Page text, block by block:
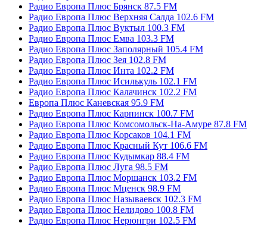
Радио Европа Плюс Брянск 87.5 FM
Радио Европа Плюс Верхняя Салда 102.6 FM
Радио Европа Плюс Вуктыл 100.3 FM
Радио Европа Плюс Емва 103.3 FM
Радио Европа Плюс Заполярный 105.4 FM
Радио Европа Плюс Зея 102.8 FM
Радио Европа Плюс Инта 102.2 FM
Радио Европа Плюс Исилькуль 102.1 FM
Радио Европа Плюс Калачинск 102.2 FM
Европа Плюс Каневская 95.9 FM
Радио Европа Плюс Карпинск 100.7 FM
Радио Европа Плюс Комсомольск-На-Амуре 87.8 FM
Радио Европа Плюс Корсаков 104.1 FM
Радио Европа Плюс Красный Кут 106.6 FM
Радио Европа Плюс Кудымкар 88.4 FM
Радио Европа Плюс Луга 98.5 FM
Радио Европа Плюс Моршанск 103.2 FM
Радио Европа Плюс Мценск 98.9 FM
Радио Европа Плюс Называевск 102.3 FM
Радио Европа Плюс Нелидово 100.8 FM
Радио Европа Плюс Нерюнгри 102.5 FM